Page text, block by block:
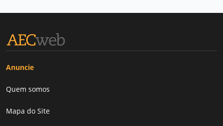
Anuncie
Quem somos
Mapa do Site